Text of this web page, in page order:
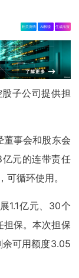
相关舆情 AI解读 生成海报
子公司提供担
事会和股东会
元的连带责任
循环使用。
1.1亿元、30个
担保。本次担保
余可用额度3.05